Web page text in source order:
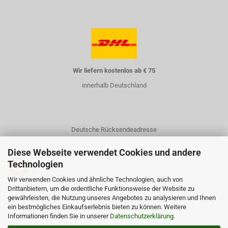
Diese Webseite verwendet Cookies und andere
Technologien
Wir verwenden Cookies und ähnliche Technologien, auch von
Drittanbietern, um die ordentliche Funktionsweise der Website zu
gewährleisten, die Nutzung unseres Angebotes zu analysieren und Ihnen
ein bestmögliches Einkaufserlebnis bieten zu können. Weitere
Informationen finden Sie in unserer Datenschutzerklärung.
Wir liefern kostenlos ab € 75
innerhalb Deutschland
Deutsche Rücksendeadresse
Kontakt
Über uns